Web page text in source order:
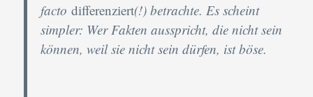
factodifferenziert(!) betrachte. Es scheint
simpler: Wer Fakten ausspricht, die nicht sein
können, weil sie nicht sein dürfen, ist böse.